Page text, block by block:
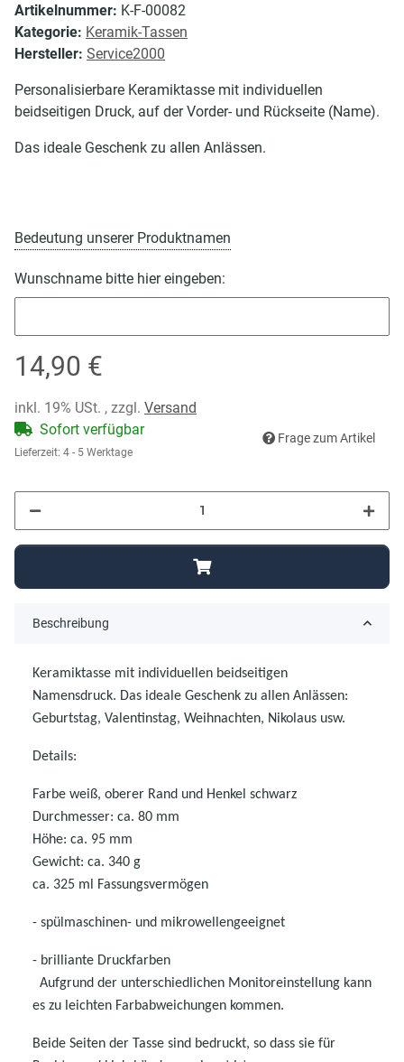
Artikelnummer: K-F-00082
Kategorie: Keramik-Tassen
Hersteller: Service2000
Personalisierbare Keramiktasse mit individuellen
beidseitigen Druck, auf der Vorder- und Rückseite (Name).
Das ideale Geschenk zu allen Anlässen.
Bedeutung unserer Produktnamen
Wunschname bitte hier eingeben:
14,90 €
inkl. 19% USt. , zzgl. Versand
Sofort verfügbar
Lieferzeit: 4 - 5 Werktage
Frage zum Artikel
Beschreibung
Keramiktasse mit individuellen beidseitigen
Namensdruck. Das ideale Geschenk zu allen Anlässen:
Geburtstag, Valentinstag, Weihnachten, Nikolaus usw.
Details:
Farbe weiß, oberer Rand und Henkel schwarz
Durchmesser: ca. 80 mm
Höhe: ca. 95 mm
Gewicht: ca. 340 g
ca. 325 ml Fassungsvermögen
- spülmaschinen- und mikrowellengeeignet
- brilliante Druckfarben
Aufgrund der unterschiedlichen Monitoreinstellung kann
es zu leichten Farbabweichungen kommen.
Beide Seiten der Tasse sind bedruckt, so dass sie für